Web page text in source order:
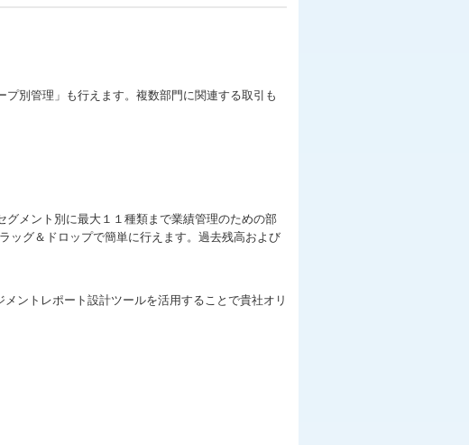
別管理」も行えます。複数部門に関連する取引も
メント別に最大１１種類まで業績管理のための部
ッグ＆ドロップで簡単に行えます。過去残高および
ントレポート設計ツールを活用することで貴社オリ